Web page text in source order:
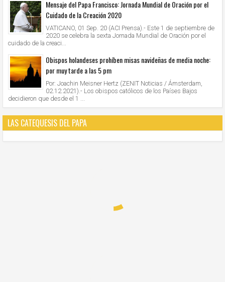
Mensaje del Papa Francisco: Jornada Mundial de Oración por el
Cuidado de la Creación 2020
VATICANO, 01 Sep. 20 (ACI Prensa).- Este 1 de septiembre de
2020 se celebra la sexta Jornada Mundial de Oración por el
cuidado de la creaci...
Obispos holandeses prohíben misas navideñas de media noche:
por muy tarde a las 5 pm
Por: Joachin Meisner Hertz (ZENIT Noticias / Ámsterdam,
02.12.2021).- Los obispos católicos de los Países Bajos
decidieron que desde el 1 ...
LAS CATEQUESIS DEL PAPA